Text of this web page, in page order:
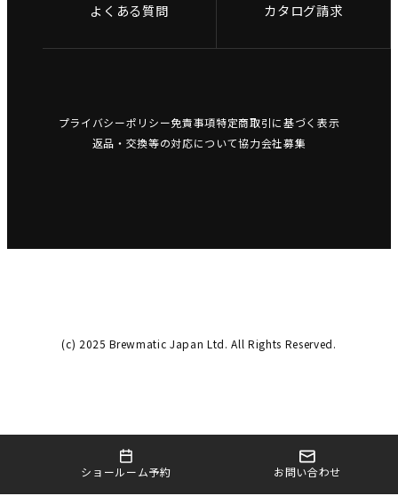
ショールーム予約 お問い合わせ
よくある質問 カタログ請求
プライバシーポリシー免責事項特定商取引に基づく表示
返品・交換等の対応について協力会社募集
(c) 2025 Brewmatic Japan Ltd. All Rights Reserved.